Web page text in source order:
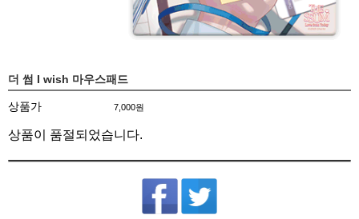
더 썸 I wish 마우스패드
상품가 7,000원
상품이 품절되었습니다.